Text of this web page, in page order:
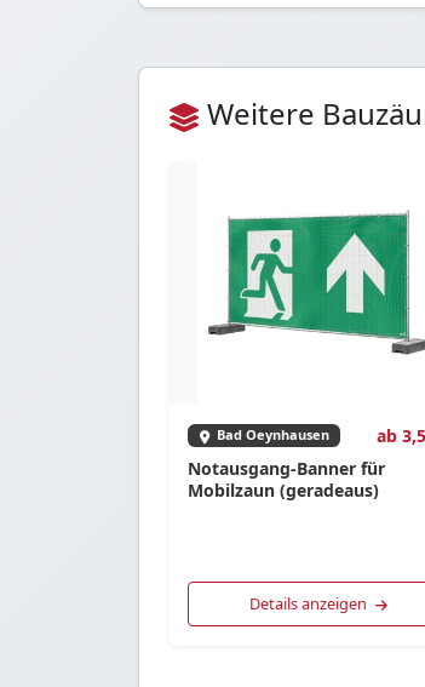
Weitere
Bad Oeynhausen
ab
Notausgang-Banner für
Mobilzaun (geradeaus)
Details anzeigen